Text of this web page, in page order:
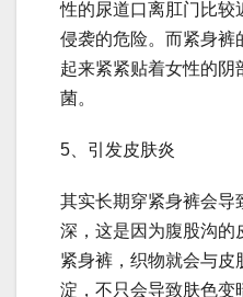
性的尿道口离肛门比较
侵袭的危险。而紧身裤
起来紧紧贴着女性的阴
菌。
5、引发皮肤炎
其实长期穿紧身裤会导
深，这是因为腹股沟的
紧身裤，织物就会与皮
淀，不只会导致肤色变